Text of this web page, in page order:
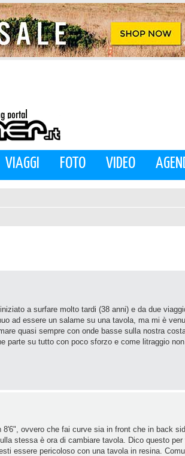
VIAGGI FOTO VIDEO
a surfare molto tardi (38 anni) e da due
ad essere un salame su una tavola, ma mi è
quasi sempre con onde basse sulla nostra
parte su tutto con poco sforzo e come litraggio
8'6", ovvero che fai curve sia in front che in back
stessa è ora di cambiare tavola. Dico questo per
essere pericoloso con una tavola in resina.